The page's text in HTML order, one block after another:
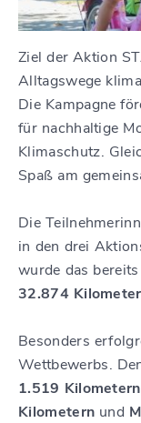
Ziel der Aktion
Alltagswege
Die Kampagne
für nachhaltige
Klimaschutz.
Spaß am
Die
in den drei
wurde das
32.874
Besonders
Wettbewerbs.
1.519 Kilometern
Kilometern und